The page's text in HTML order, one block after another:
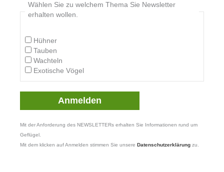
Wählen Sie zu welchem Thema Sie Newsletter
erhalten wollen.
Hühner
Tauben
Wachteln
Exotische Vögel
Mit der Anforderung des NEWSLETTERs erhalten Sie Informationen rund um
Geflügel.
Mit dem klicken auf Anmelden stimmen Sie unsere Datenschutzerklärung zu.